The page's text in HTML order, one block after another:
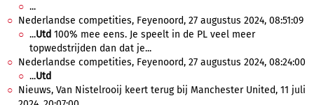
...
Nederlandse competities, Feyenoord, 27 augustus 2024, 08:51:09
...Utd 100% mee eens. Je speelt in de PL veel meer
topwedstrijden dan dat je...
Nederlandse competities, Feyenoord, 27 augustus 2024, 08:24:00
...Utd
Nieuws, Van Nistelrooij keert terug bij Manchester United, 11 juli